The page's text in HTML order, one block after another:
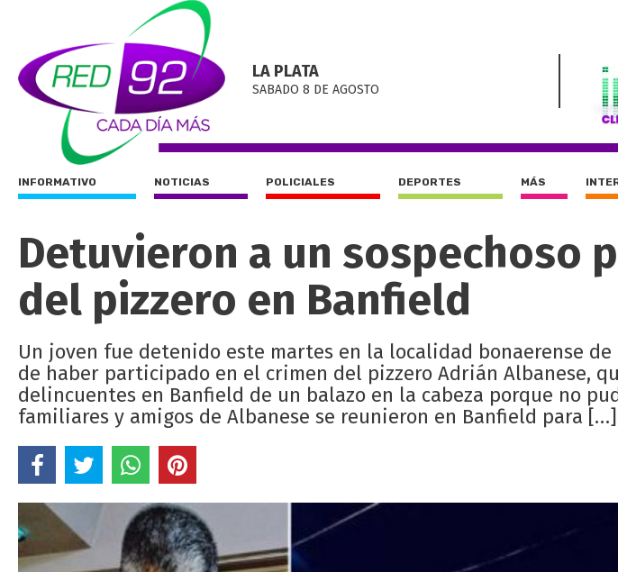
LA PLATA
SABADO 8 DE AGOSTO
INFORMATIVO NOTICIAS POLICIALES DEPORTES MÁS
Detuvieron a un sospechoso
del pizzero en Banfield
Un joven fue detenido este martes en la localidad bonaerense de
de haber participado en el crimen del pizzero Adrián Albanese,
delincuentes en Banfield de un balazo en la cabeza porque no
familiares y amigos de Albanese se reunieron en Banfield para […]